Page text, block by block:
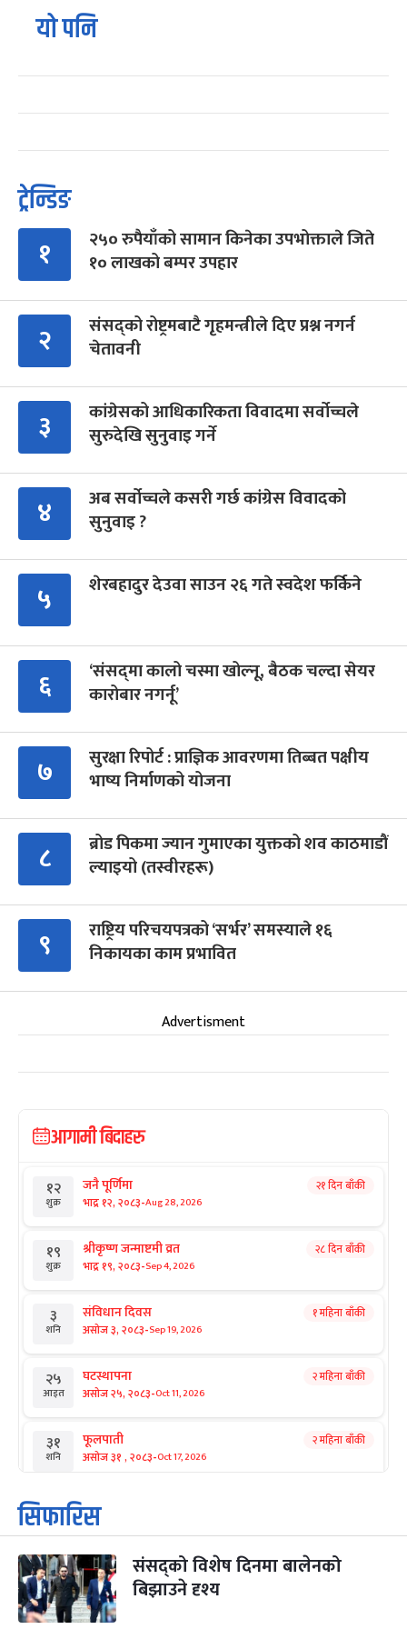
यो पनि
ट्रेन्डिङ
१
२५० रुपैयाँको सामान किनेका उपभोक्ताले जिते
१० लाखको बम्पर उपहार
२
संसद्को रोष्ट्रमबाटै गृहमन्त्रीले दिए प्रश्न नगर्न
चेतावनी
३
कांग्रेसको आधिकारिकता विवादमा सर्वोच्चले
सुरुदेखि सुनुवाइ गर्ने
४
अब सर्वोच्चले कसरी गर्छ कांग्रेस विवादको
सुनुवाइ ?
५ शेरबहादुर देउवा साउन २६ गते स्वदेश फर्किने
६
‘संसद्‍मा कालो चस्मा खोल्नू, बैठक चल्दा सेयर
कारोबार नगर्नू’
७
सुरक्षा रिपोर्ट : प्राज्ञिक आवरणमा तिब्बत पक्षीय
भाष्य निर्माणको योजना
८
ब्रोड पिकमा ज्यान गुमाएका युक्तको शव काठमाडौं
ल्याइयो (तस्वीरहरू)
९
राष्ट्रिय परिचयपत्रको ‘सर्भर’ समस्याले १६
निकायका काम प्रभावित
Advertisment
आगामी बिदाहरु
१२
शुक्र
जनै पूर्णिमा
भाद्र १२, २०८३-Aug 28, 2026
२१ दिन बाँकी
१९
शुक्र
श्रीकृष्ण जन्माष्टमी व्रत
भाद्र १९, २०८३-Sep 4, 2026
२८ दिन बाँकी
३
शनि
संविधान दिवस
असोज ३, २०८३-Sep 19, 2026
१ महिना बाँकी
२५
आइत
घटस्थापना
असोज २५, २०८३-Oct 11, 2026
२ महिना बाँकी
३१
शनि
फूलपाती
असोज ३१ , २०८३-Oct 17, 2026
२ महिना बाँकी
१
आइत
कार्तिक सङ्क्रान्ति
कार्तिक १, २०८३
३
मंगल
महानवमी
कार्तिक ३, २०८३-Oct 20, 2026
२ महिना बाँकी
सिफारिस
संसद्को विशेष दिनमा बालेनको
बिझाउने दृश्य